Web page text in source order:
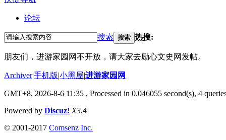
论坛
搜索 搜索 热搜:
朋友们，进游家园网不开放，请大家去励心文史网发帖。
Archiver|手机版|小黑屋|进游家园网
GMT+8, 2026-8-6 11:35 , Processed in 0.046055 second(s), 4
Powered by Discuz! X3.4
© 2001-2017 Comsenz Inc.